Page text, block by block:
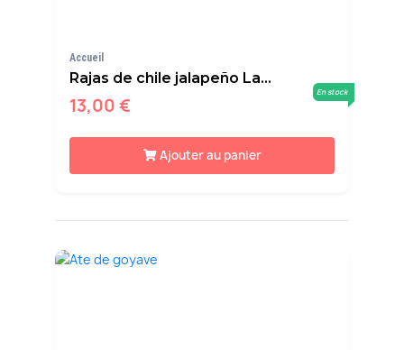
Accueil
Rajas de chile jalapeño La...
13,00 €
En stock
Ajouter au panier